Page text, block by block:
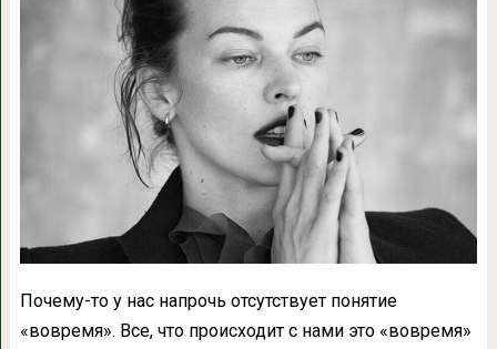
Почему-то у нас напрочь отсутствует понятие
«вовремя». Все, что происходит с нами это «вовремя»